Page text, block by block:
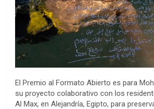
El Premio al Formato Abierto es para
su proyecto colaborativo con los
Al Max, en Alejandría, Egipto, para